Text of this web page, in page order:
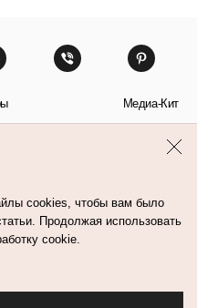
Медиа-Кит
cookies, чтобы вам было
Продолжая использовать
cookie.